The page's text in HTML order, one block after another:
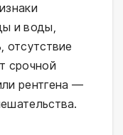
и воды,
отсутствие
срочной
рентгена —